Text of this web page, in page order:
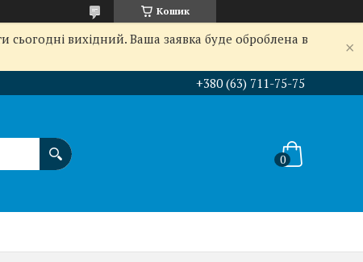
Кошик
сьогодні вихідний. Ваша заявка буде оброблена в
+380 (63) 711-75-75